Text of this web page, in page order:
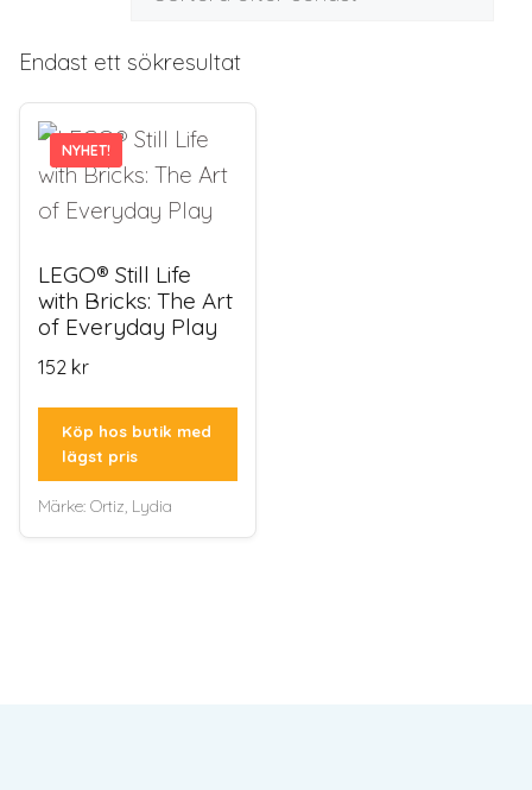
Endast ett sökresultat
NYHET!
NYHET!
LEGO® Still Life
with Bricks: The Art
of Everyday Play
152 kr
Köp hos butik med
lägst pris
Märke: Ortiz, Lydia